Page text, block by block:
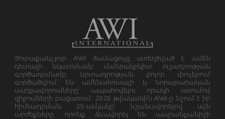
Յուրաքանչյուր AWI ժամացույց ստեղծված է ամեն
դետալի նկատմամբ մանրակրկիտ ուշադրության
գործադրմամբ: Արտադրության բոլոր փուլերում
գործածվում են ամենահուսալի և նորարարական
սարքավորումները՝ ապահովելու որակի առումով
զիջումների բացառում: 2026 թվականին AWI-ը նշում է իր
հիմնադրման 25-ամյակը՝ նշանավորելով այն
արժեքները, որոնք ձևավորել են ապրանքանիշի